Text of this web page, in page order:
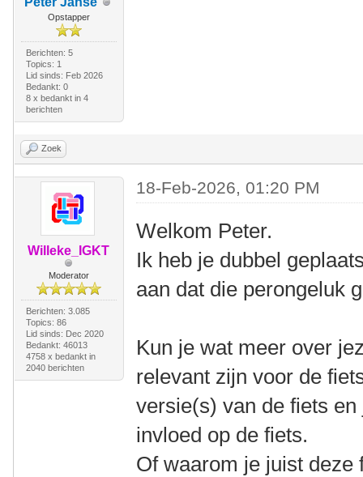
Opstapper
Berichten: 5
Topics: 1
Lid sinds: Feb 2026
Bedankt: 0
8 x bedankt in 4
berichten
Zoek
Willeke_IGKT
Moderator
Berichten: 3.085
Topics: 86
Lid sinds: Dec 2020
Bedankt: 46013
4758 x bedankt in
2040 berichten
18-Feb-2026, 01:20 PM
Welkom Peter.
Ik heb je dubbel
aan dat die perongeluk
Kun je wat meer over
relevant zijn voor de
versie(s) van de fiets
invloed op de fiets.
Of waarom je juist deze